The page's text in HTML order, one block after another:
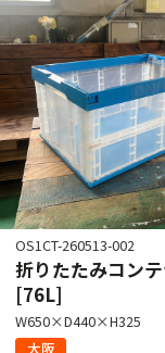
OS1CT-260513-002
折りたたみコン
[76L]
W650×D440×H325
大阪